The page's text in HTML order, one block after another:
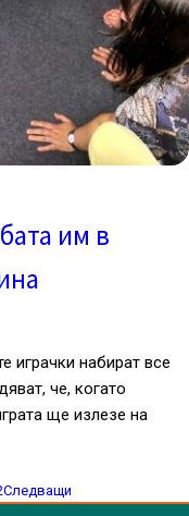
им в
играчки набират все
че, когато
ще излезе на
Следващи